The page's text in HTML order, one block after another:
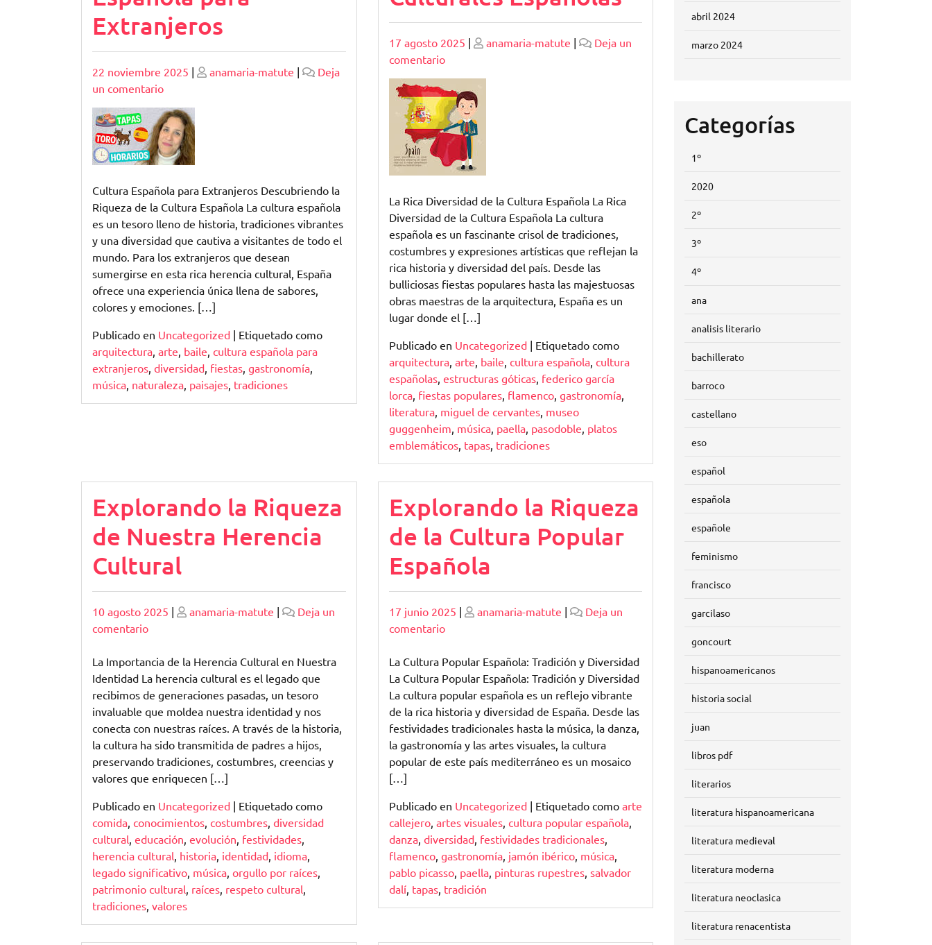
Extranjeros
Publicado
22 noviembre 2025 | Publicado
anamaria-matute |
Deja
un comentarioen
Explorando
la
Fascinante
Cultura
para
Extranjeros
Cultura Española para Extranjeros Descubriendo la
Riqueza de la Cultura Española La cultura española
es un tesoro lleno de historia, tradiciones vibrantes
y una diversidad que cautiva a visitantes de todo el
mundo. Para los extranjeros que desean
sumergirse en esta rica herencia cultural, España
ofrece una experiencia única llena de sabores,
colores y emociones. […]
Publicado en Uncategorized | Etiquetado como
arquitectura, arte, baile, cultura española para
extranjeros, diversidad, fiestas, gastronomía,
música, naturaleza, paisajes, tradiciones
Publicado
17 agosto 2025 | Publicado
anamaria-matute |
Deja un
comentarioen
Explorando
la
Riqueza
de
las
Tradiciones
Culturales
La Rica Diversidad de la Cultura Española La Rica
Diversidad de la Cultura Española La cultura
española es un fascinante crisol de tradiciones,
costumbres y expresiones artísticas que reflejan la
rica historia y diversidad del país. Desde las
bulliciosas fiestas populares hasta las majestuosas
obras maestras de la arquitectura, España es un
lugar donde el […]
Publicado en Uncategorized| Etiquetado como
arquitectura, arte, baile, cultura española, cultura
españolas, estructuras góticas, federico garcía
lorca, fiestas populares, flamenco, gastronomía,
literatura, miguel de cervantes, museo
guggenheim, música, paella, pasodoble, platos
emblemáticos, tapas, tradiciones
Explorando la Riqueza
de Nuestra Herencia
Cultural
Publicado
10 agosto 2025 | Publicado
anamaria-matute |
Deja un
comentarioen
la
Riqueza
de
Nuestra
Herencia
Cultural
La Importancia de la Herencia Cultural en Nuestra
Identidad La herencia cultural es el legado que
recibimos de generaciones pasadas, un tesoro
invaluable que moldea nuestra identidad y nos
conecta con nuestras raíces. A través de la historia,
la cultura ha sido transmitida de padres a hijos,
preservando tradiciones, costumbres, creencias y
valores que enriquecen […]
Publicado en Uncategorized | Etiquetado como
comida, conocimientos, costumbres, diversidad
cultural, educación, evolución, festividades,
herencia cultural, historia, identidad, idioma,
legado significativo, música, orgullo por raíces,
patrimonio cultural, raíces, respeto cultural,
tradiciones, valores
Explorando la Riqueza
de la Cultura Popular
Española
Publicado
17 junio 2025 | Publicado
anamaria-matute |
Deja un
comentarioen
la
Riqueza
de
la
Cultura
Popular
Española
La Cultura Popular Española: Tradición y Diversidad
La Cultura Popular Española: Tradición y Diversidad
La cultura popular española es un reflejo vibrante
de la rica historia y diversidad de España. Desde las
festividades tradicionales hasta la música, la danza,
la gastronomía y las artes visuales, la cultura
popular de este país mediterráneo es un mosaico
[…]
Publicado en Uncategorized| Etiquetado como arte
callejero, artes visuales, cultura popular española,
danza, diversidad, festividades tradicionales,
flamenco, gastronomía, jamón ibérico, música,
pablo picasso, paella, pinturas rupestres, salvador
dalí, tapas, tradición
abril 2024
marzo 2024
Categorías
1º
2020
2º
3º
4º
ana
analisis literario
bachillerato
barroco
castellano
eso
español
española
españole
feminismo
francisco
garcilaso
goncourt
hispanoamericanos
historia social
juan
libros pdf
literarios
literatura hispanoamericana
literatura medieval
literatura moderna
literatura neoclasica
literatura renacentista